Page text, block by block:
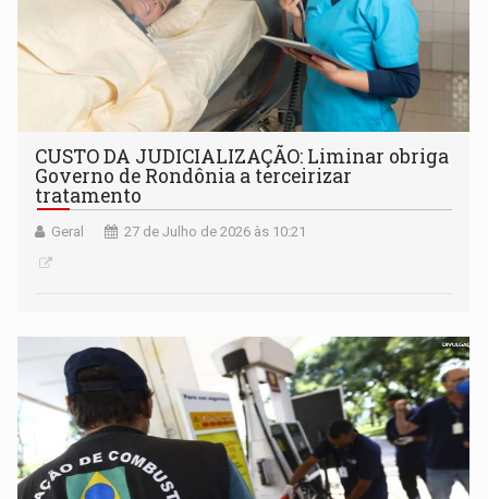
CUSTO DA JUDICIALIZAÇÃO: Liminar obriga
Governo de Rondônia a terceirizar
tratamento
Geral 27 de Julho de 2026 às 10:21